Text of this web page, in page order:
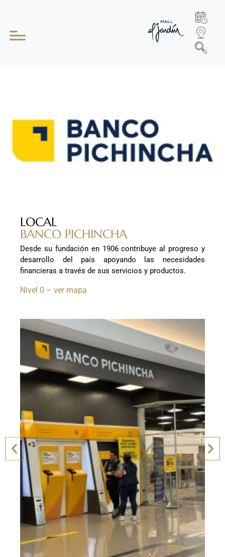
LOCAL
BANCO PICHINCHA
Desde su fundación en 1906 contribuye al progreso y
desarrollo del país apoyando las necesidades
financieras a través de sus servicios y productos.
Nivel 0 – ver mapa